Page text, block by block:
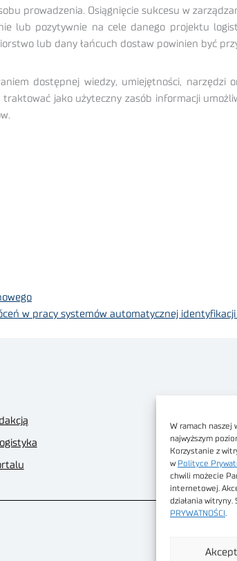
W ramach naszej
najwyższym
Korzystanie z
w Polityce
chwili możecie
internetowej.
działania witryny.
PRYWATNOŚCI
prowadzenia. Osiągnięcie sukcesu w
lub pozytywnie na cele danego projektu
lub dany łańcuch dostaw powinien być
dostępnej wiedzy, umiejętności,
jako użyteczny zasób informacji
w pracy systemów automatycznej